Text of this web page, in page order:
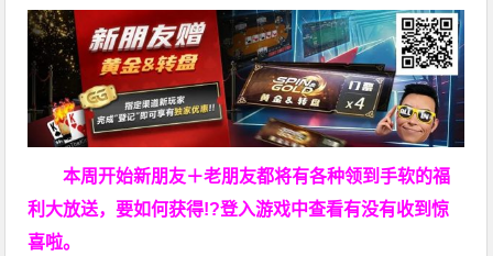
本周开始新朋友＋老朋友都将有各种领到手软的福
利大放送，要如何获得!?登入游戏中查看有没有收到惊
喜啦。